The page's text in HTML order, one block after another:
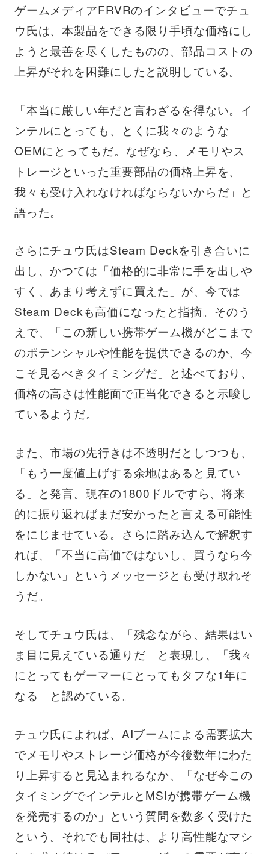
ゲームメディアFRVRのインタビューでチュ
ウ氏は、本製品をできる限り手頃な価格にし
ようと最善を尽くしたものの、部品コストの
上昇がそれを困難にしたと説明している。
「本当に厳しい年だと言わざるを得ない。イ
ンテルにとっても、とくに我々のような
OEMにとってもだ。なぜなら、メモリやス
トレージといった重要部品の価格上昇を、
我々も受け入れなければならないからだ」と
語った。
さらにチュウ氏はSteam Deckを引き合いに
出し、かつては「価格的に非常に手を出しや
すく、あまり考えずに買えた」が、今では
Steam Deckも高価になったと指摘。そのう
えで、「この新しい携帯ゲーム機がどこまで
のポテンシャルや性能を提供できるのか、今
こそ見るべきタイミングだ」と述べており、
価格の高さは性能面で正当化できると示唆し
ているようだ。
また、市場の先行きは不透明だとしつつも、
「もう一度値上げする余地はあると見てい
る」と発言。現在の1800ドルですら、将来
的に振り返ればまだ安かったと言える可能性
をにじませている。さらに踏み込んで解釈す
れば、「不当に高価ではないし、買うなら今
しかない」というメッセージとも受け取れそ
うだ。
そしてチュウ氏は、「残念ながら、結果はい
ま目に見えている通りだ」と表現し、「我々
にとってもゲーマーにとってもタフな1年に
なる」と認めている。
チュウ氏によれば、AIブームによる需要拡大
でメモリやストレージ価格が今後数年にわた
り上昇すると見込まれるなか、「なぜ今この
タイミングでインテルとMSIが携帯ゲーム機
を発売するのか」という質問を数多く受けた
という。それでも同社は、より高性能なマシ